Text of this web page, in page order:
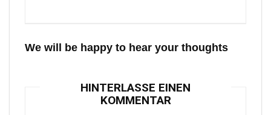
We will be happy to hear your thoughts
HINTERLASSE EINEN
KOMMENTAR